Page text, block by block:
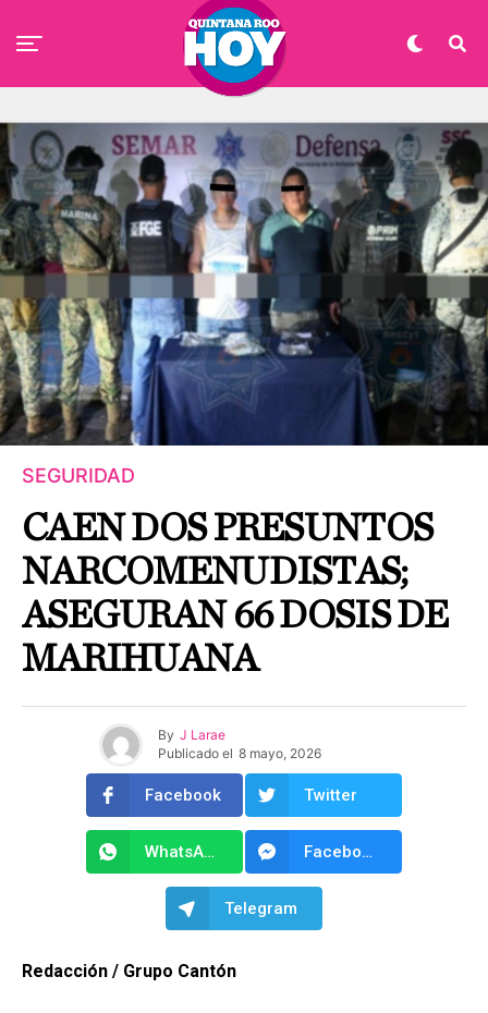
SEGURIDAD
CAEN DOS PRESUNTOS
NARCOMENUDISTAS;
ASEGURAN 66 DOSIS DE
MARIHUANA
By J Larae
Publicado el 8 mayo, 2026
Facebook Twitter
WhatsApp Facebook Messenger
Telegram
Redacción / Grupo Cantón